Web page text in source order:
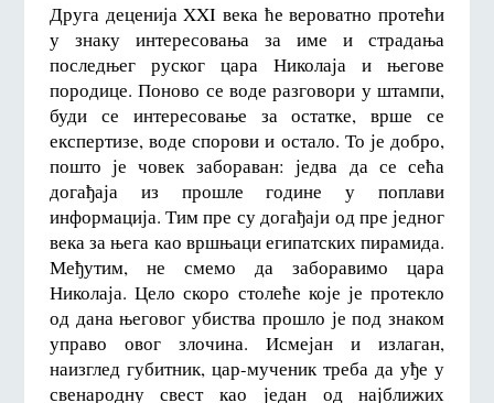
Друга деценија XXI века ће вероватно протећи
у знаку интересовања за име и страдања
последњег руског цара Николаја и његове
породице. Поново се воде разговори у штампи,
буди се интересовање за остатке, врше се
експертизе, воде спорови и остало. То је добро,
пошто је човек забораван: једва да се сећа
догађаја из прошле године у поплави
информација. Тим пре су догађаји од пре једног
века за њега као вршњаци египатских пирамида.
Међутим, не смемо да заборавимо цара
Николаја. Цело скоро столеће које је протекло
од дана његовог убиства прошло је под знаком
управо овог злочина. Исмејан и излаган,
наизглед губитник, цар-мученик треба да уђе у
свенародну свест као један од најближих